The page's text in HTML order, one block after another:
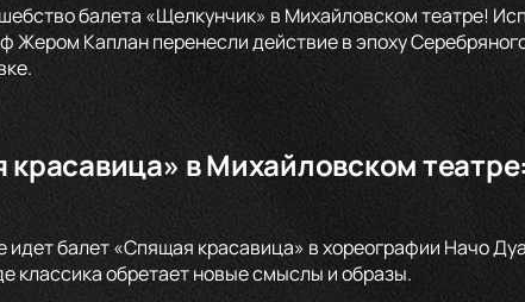
балета «Щелкунчик» в Михайловском театре!
Жером Каплан перенесли действие в эпоху
в Михайловском
идет балет «Спящая красавица» в хореографии Начо
классика обретает новые смыслы и образы.